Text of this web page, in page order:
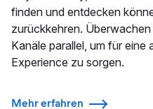
finden und entdecken
zurückkehren.
Kanäle parallel, um für eine
Experience zu sorgen.
Mehr erfahren